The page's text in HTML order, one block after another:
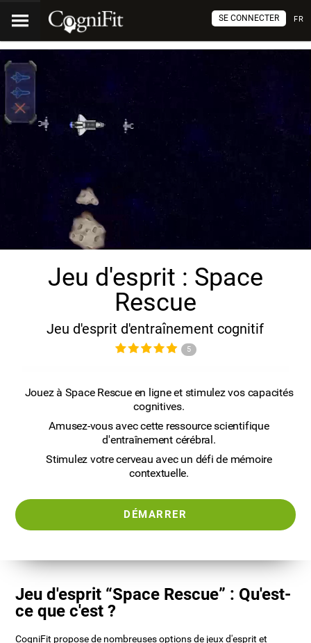
FR
SE CONNECTER
Jeu d'esprit : Space
Rescue
Jeu d'esprit d'entraînement cognitif
5
Jouez à Space Rescue en ligne et stimulez vos capacités
cognitives.
Amusez-vous avec cette ressource scientifique
d'entraînement cérébral.
Stimulez votre cerveau avec un défi de mémoire
contextuelle.
DÉMARRER
Jeu d'esprit “Space Rescue” : Qu'est-
ce que c'est ?
CogniFit propose de nombreuses options de jeux d'esprit et